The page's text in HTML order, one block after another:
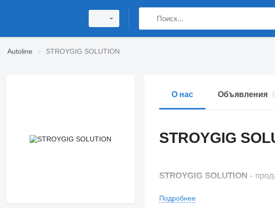
Autoline STROYGIG SOLUTION
О нас Объявления
STROYGIG
STROYGIG SOLUTION -
Подробнее